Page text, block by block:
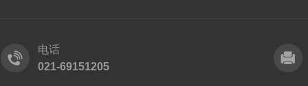
电话
021-69151205